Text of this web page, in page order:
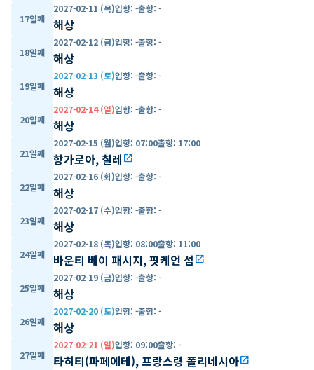
17일째
2027-02-11 (목)입항: -출항: -
해상
18일째
2027-02-12 (금)입항: -출항: -
해상
19일째
2027-02-13 (토)입항: -출항: -
해상
20일째
2027-02-14 (일)입항: -출항: -
해상
21일째
2027-02-15 (월)입항: 07:00출항: 17:00
항가로아, 칠레 open_in_new
22일째
2027-02-16 (화)입항: -출항: -
해상
23일째
2027-02-17 (수)입항: -출항: -
해상
24일째
2027-02-18 (목)입항: 08:00출항: 11:00
바운티 베이 패시지, 핏케언 섬 open_in_new
25일째
2027-02-19 (금)입항: -출항: -
해상
26일째
2027-02-20 (토)입항: -출항: -
해상
27일째
2027-02-21 (일)입항: 09:00출항: -
타히티(파페에테), 프랑스령 폴리네시아open_in_new